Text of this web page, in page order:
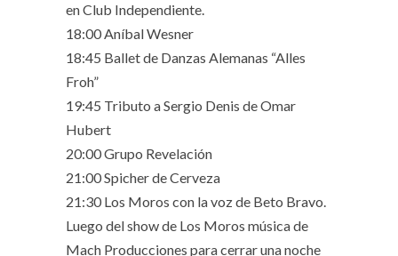
en Club Independiente.
18:00 Aníbal Wesner
18:45 Ballet de Danzas Alemanas “Alles
Froh”
19:45 Tributo a Sergio Denis de Omar
Hubert
20:00 Grupo Revelación
21:00 Spicher de Cerveza
21:30 Los Moros con la voz de Beto Bravo.
Luego del show de Los Moros música de
Mach Producciones para cerrar una noche